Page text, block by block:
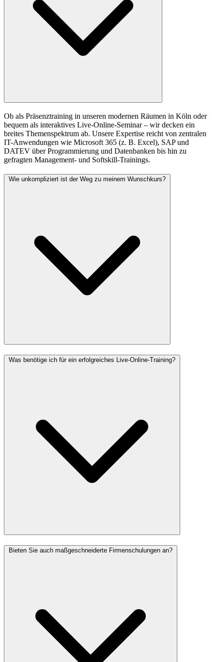
Ob als Präsenztraining in unseren modernen Räumen in Köln oder
bequem als interaktives Live-Online-Seminar – wir decken ein
breites Themenspektrum ab. Unsere Expertise reicht von zentralen
IT-Anwendungen wie Microsoft 365 (z. B. Excel), SAP und
DATEV über Programmierung und Datenbanken bis hin zu
gefragten Management- und Softskill-Trainings.
Wie unkompliziert ist der Weg zu meinem Wunschkurs?
Was benötige ich für ein erfolgreiches Live-Online-Training?
Bieten Sie auch maßgeschneiderte Firmenschulungen an?